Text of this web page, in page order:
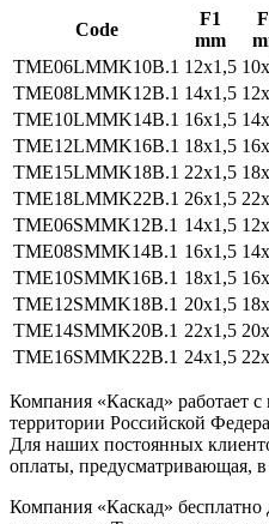
Code
F1
mm
TME06LMMK10B.1 12x1,5
TME08LMMK12B.1 14x1,5
TME10LMMK14B.1 16x1,5
TME12LMMK16B.1 18x1,5
TME15LMMK18B.1 22x1,5
TME18LMMK22B.1 26x1,5
TME06SMMK12B.1 14x1,5
TME08SMMK14B.1 16x1,5
TME10SMMK16B.1 18x1,5
TME12SMMK18B.1 20x1,5
TME14SMMK20B.1 22x1,5
TME16SMMK22B.1 24x1,5
Компания «Каскад» работает
территории Российской
Для наших постоянных
оплаты, предусматривающая,
Компания «Каскад» бесплатно